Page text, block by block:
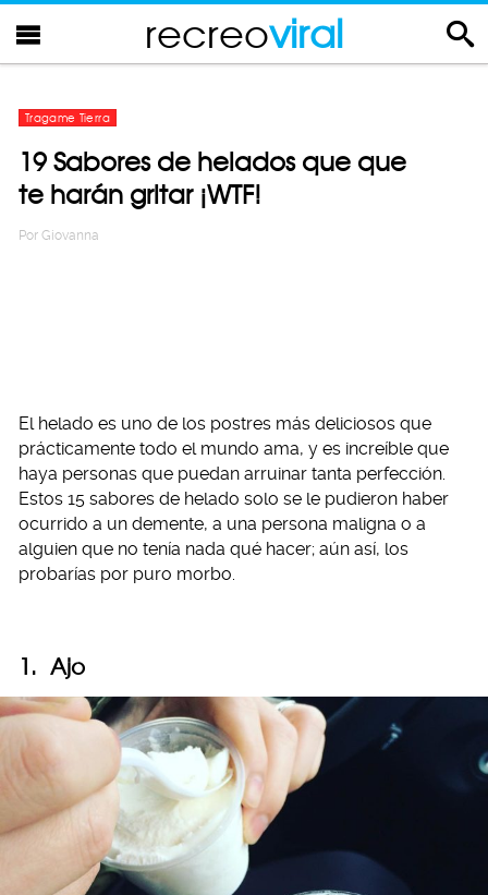
recreoviral
Tragame Tierra
19 Sabores de helados que que
te harán gritar ¡WTF!
Por Giovanna
El helado es uno de los postres más deliciosos que
prácticamente todo el mundo ama, y es increíble que
haya personas que puedan arruinar tanta perfección.
Estos 15 sabores de helado solo se le pudieron haber
ocurrido a un demente, a una persona maligna o a
alguien que no tenía nada qué hacer; aún así, los
probarías por puro morbo.
1. Ajo